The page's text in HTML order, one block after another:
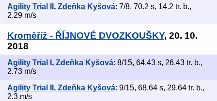
Agility Trial II , Zdeňka Kyšová: 7/8, 70.2 s, 14.2 tr. b.,
2.29 m/s
Kroměříž - ŘÍJNOVÉ DVOZKOUŠKY, 20. 10.
2018
Agility Trial I , Zdeňka Kyšová: 8/15, 64.43 s, 26.43 tr. b.,
2.73 m/s
Agility Trial II , Zdeňka Kyšová: 9/15, 68.64 s, 29.64 tr. b.,
2.3 m/s